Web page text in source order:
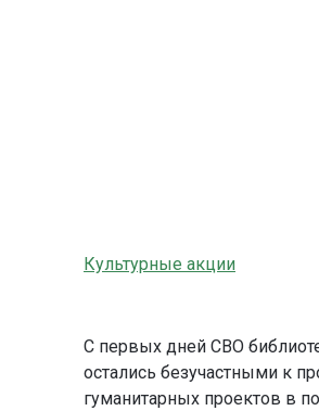
Культурные акции
С первых дней СВО
остались безучастными к
гуманитарных проектов в